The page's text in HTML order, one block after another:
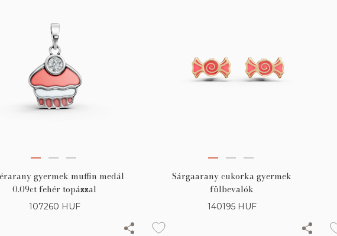
gyermek muffin medál
0.09ct fehér topázzal
107260 HUF
Sárgaarany cukorka gyermek
fülbevalók
140195 HUF